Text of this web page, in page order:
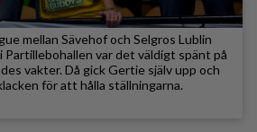
mellan Sävehof och Selgros Lublin
Partillebohallen var det väldigt spänt på
vakter. Då gick Gertie själv upp och
för att hålla ställningarna.